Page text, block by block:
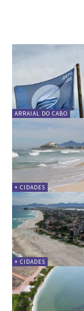
ARRAIAL DO CABO
+ CIDADES
+ CIDADES